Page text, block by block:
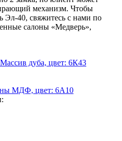
механизм. Чтобы
Эл-40, свяжитесь с нами по
салоны «Медверь»,